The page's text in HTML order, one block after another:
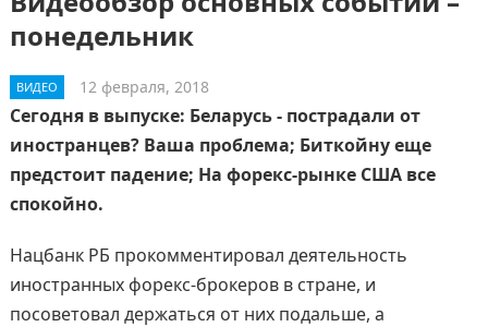
понедельник
ВИДЕО 12 февраля, 2018
Сегодня в выпуске: Беларусь - пострадали от
иностранцев? Ваша проблема; Биткойну еще
предстоит падение; На форекс-рынке США все
спокойно.
Нацбанк РБ прокомментировал деятельность
иностранных форекс-брокеров в стране, и
посоветовал держаться от них подальше, a